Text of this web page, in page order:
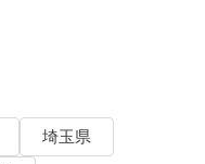
埼玉県